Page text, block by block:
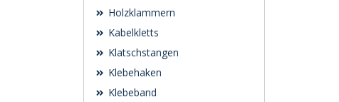
Holzklammern
Kabelkletts
Klatschstangen
Klebehaken
Klebeband